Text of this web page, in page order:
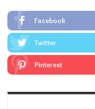
Facebook
Twitter
Pinterest